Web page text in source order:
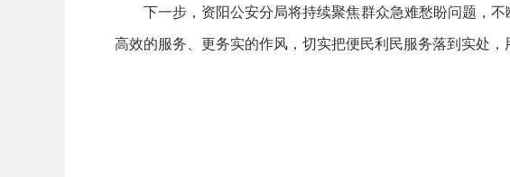
下一步，资阳公安分局将持续聚焦群众急难愁盼问题，不
高效的服务、更务实的作风，切实把便民利民服务落到实处，